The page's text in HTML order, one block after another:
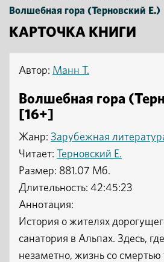
Волшебная гора (Терновский Е.)
КАРТОЧКА КНИГИ
Автор: Манн Т.
Волшебная гора
[16+]
Жанр: Зарубежная
Читает: Терновский Е.
Размер: 881.07 Мб.
Длительность: 42:45:23
Аннотация:
История о жителях
санатория в Альпах. Здесь,
незаметно, жизнь со смертью